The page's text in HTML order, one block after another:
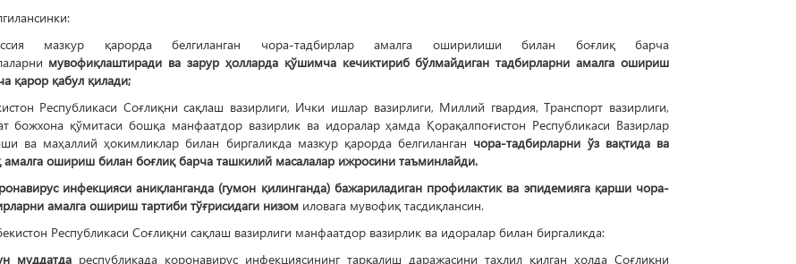
мазкур қарорда белгиланган чора-тадбирлар амалга оширилиши билан боғлиқ барча
мувофиқлаштиради ва зарур ҳолларда қўшимча кечиктириб бўлмайдиган тадбирларни амалга ошириш
қарор қабул қилади;
Республикаси Соғлиқни сақлаш вазирлиги, Ички ишлар вазирлиги, Миллий гвардия, Транспорт вазирлиги,
божхона қўмитаси бошқа манфаатдор вазирлик ва идоралар ҳамда Қорақалпоғистон Республикаси Вазирлар
ва маҳаллий ҳокимликлар билан биргаликда мазкур қарорда белгиланган чора-тадбирларни ўз вақтида ва
амалга ошириш билан боғлиқ барча ташкилий масалалар ижросини таъминлайди.
инфекцияси аниқланганда (гумон қилинганда) бажариладиган профилактик ва эпидемияга қарши чора-
амалга ошириш тартиби тўғрисидаги низомиловага мувофиқ тасдиқлансин.
Республикаси Соғлиқни сақлаш вазирлиги манфаатдор вазирлик ва идоралар билан биргаликда:
муддатдареспубликада коронавирус инфекциясининг тарқалиш даражасини таҳлил қилган ҳолда Соғлиқни